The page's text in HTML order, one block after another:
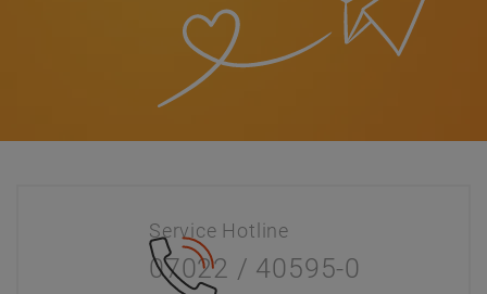
Service Hotline
07022 / 40595-0